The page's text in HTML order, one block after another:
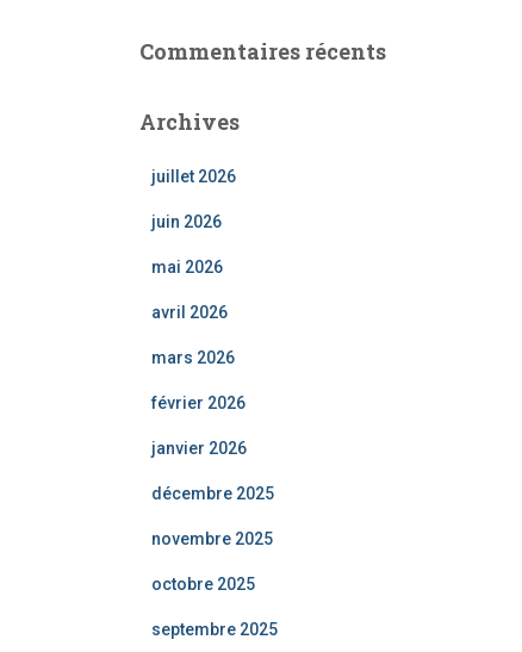
Commentaires récents
Archives
juillet 2026
juin 2026
mai 2026
avril 2026
mars 2026
février 2026
janvier 2026
décembre 2025
novembre 2025
octobre 2025
septembre 2025